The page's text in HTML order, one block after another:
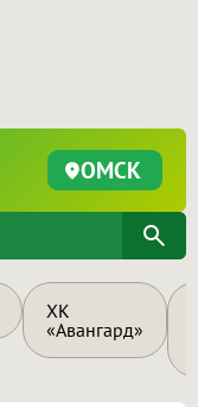
ОМСК
ХК
«Авангард»